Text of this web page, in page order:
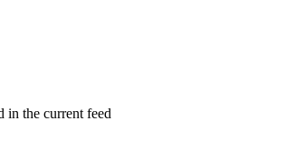
in the current feed